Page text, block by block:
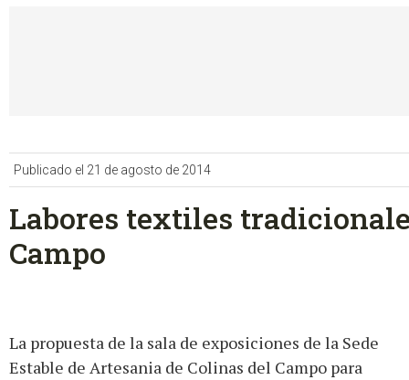
Publicado el 21 de agosto de 2014
Labores textiles
Campo
La propuesta de la sala de exposiciones de la Sede
Estable de Artesania de Colinas del Campo para